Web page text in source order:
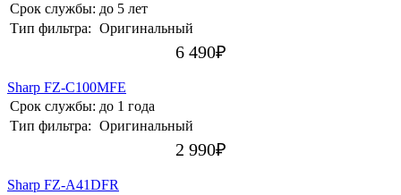
Срок службы: до 5 лет
Тип фильтра: Оригинальный
6 490₽
Sharp FZ-C100MFE
Срок службы: до 1 года
Тип фильтра: Оригинальный
2 990₽
Sharp FZ-A41DFR